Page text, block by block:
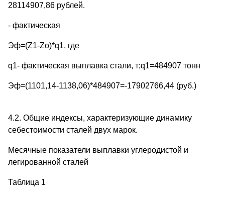
28114907,86 рублей.
- фактическая
Эф=(Z1-Zо)*q1, где
q1- фактическая выплавка стали, т;q1=484907 тонн
Эф=(1101,14-1138,06)*484907=-17902766,44 (руб.)
4.2. Общие индексы, характеризующие динамику
себестоимости сталей двух марок.
Месячные показатели выплавки углеродистой и
легированной сталей
Таблица 1